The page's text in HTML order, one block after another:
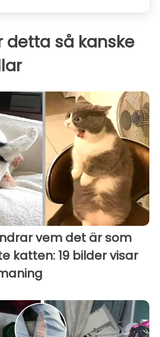
detta så kanske
vem det är som
katten: 19 bilder visar